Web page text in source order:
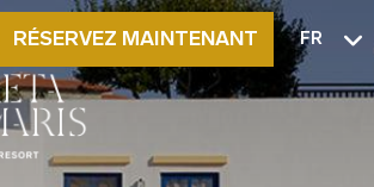
RÉSERVEZ MAINTENANT FR